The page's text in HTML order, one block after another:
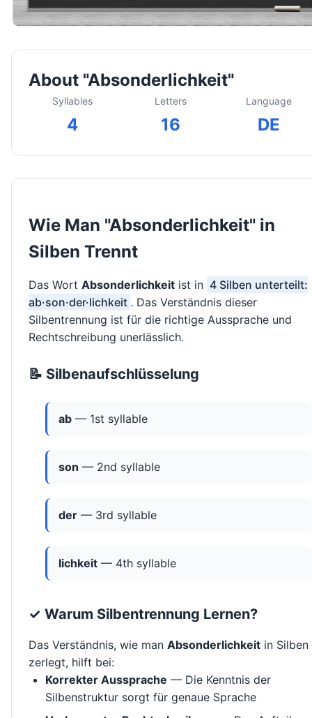
About "Absonderlichkeit"
Syllables
4
Letters
16
Language
DE
Wie Man "Absonderlichkeit" in
Silben Trennt
Das Wort Absonderlichkeit ist in 4 Silben unterteilt:
ab·son·der·lichkeit . Das Verständnis dieser
Silbentrennung ist für die richtige Aussprache und
Rechtschreibung unerlässlich.
📝 Silbenaufschlüsselung
ab — 1st syllable
son — 2nd syllable
der — 3rd syllable
lichkeit — 4th syllable
✓ Warum Silbentrennung Lernen?
Das Verständnis, wie man Absonderlichkeit in Silben
zerlegt, hilft bei:
Korrekter Aussprache — Die Kenntnis der
Silbenstruktur sorgt für genaue Sprache